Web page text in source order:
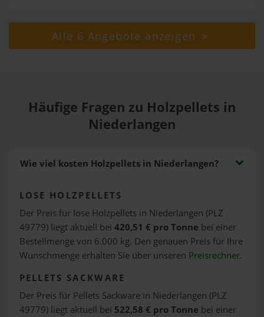
Alle 6 Angebote anzeigen
Häufige Fragen zu Holzpellets in
Niederlangen
Wie viel kosten Holzpellets in Niederlangen?
LOSE HOLZPELLETS
Der Preis für lose Holzpellets in Niederlangen (PLZ
49779) liegt aktuell bei 420,51 € pro Tonne bei einer
Bestellmenge von 6.000 kg. Den genauen Preis für Ihre
Wunschmenge erhalten Sie über unseren Preisrechner.
PELLETS SACKWARE
Der Preis für Pellets Sackware in Niederlangen (PLZ
49779) liegt aktuell bei 522,58 € pro Tonne bei einer